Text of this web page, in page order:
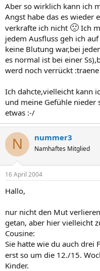
Aber so wirklich kann ich
Angst habe das es wieder
verkrafte ich nicht 🙁 Ich
jedem Ausfluss geh ich
keine Blutung war,bei
es normal ist bei einer
werd noch verrückt :traene
Ich dahcte,vielleicht kann
und meine Gefühle nieder
etwas :-/
N nummer3
Namhaftes Mitglied
16 April 2004
Hallo,
nur nicht den Mut
getan, aber hier vielleicht
Cousine:
Sie hatte wie du auch drei
erst so um die 12./15.
Kinder.